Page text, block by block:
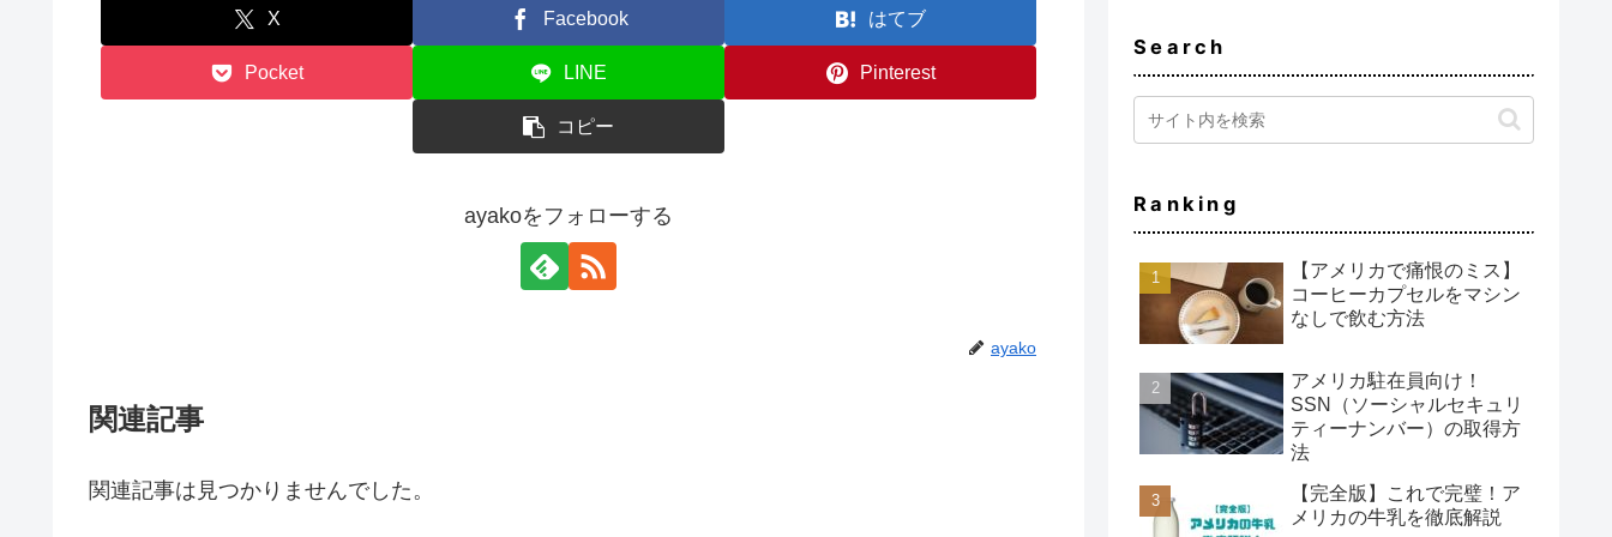
X Facebook はてブ
Pocket LINE Pinterest
コピー
ayakoをフォローする
ayako
関連記事
関連記事は見つかりませんでした。
Search
Ranking
【アメリカで痛恨のミス】
コーヒーカプセルをマシン
なしで飲む方法
アメリカ駐在員向け！
SSN（ソーシャルセキュリ
ティーナンバー）の取得方
法
【完全版】これで完璧！ア
メリカの牛乳を徹底解説